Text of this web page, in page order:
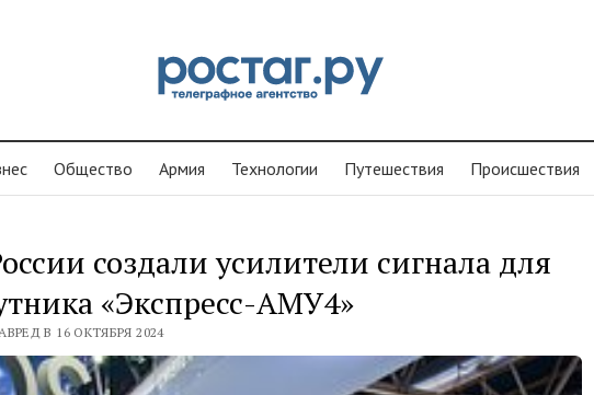
Общество Армия Технологии Путешествия Проиcшествия
создали усилители сигнала для
«Экспресс-АМУ4»
В 16 ОКТЯБРЯ 2024